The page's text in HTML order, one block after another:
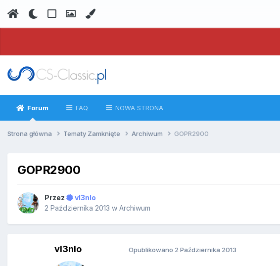
Forum FAQ NOWA STRONA
Strona główna Tematy Zamknięte Archiwum GOPR2900
GOPR2900
Przez
vI3nIo
2 Października 2013 w Archiwum
vI3nIo Opublikowano 2 Października 2013